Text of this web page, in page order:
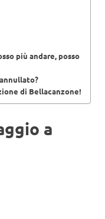
più andare, posso
di Bellacanzone!
a